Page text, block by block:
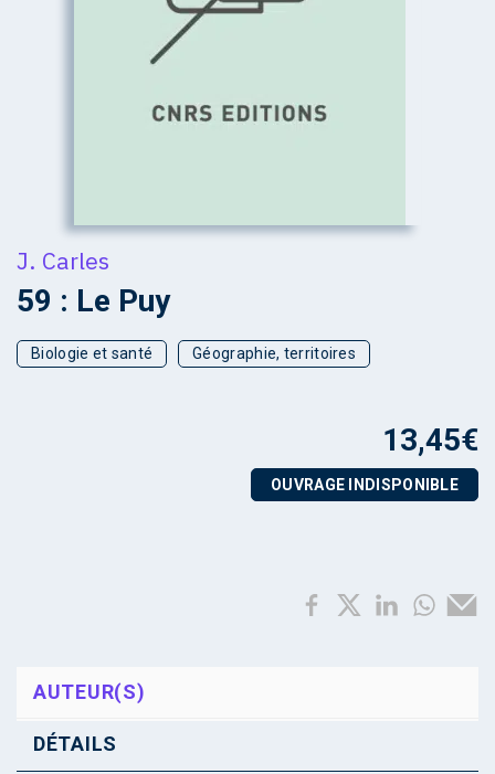
J. Carles
59 : Le Puy
Biologie et santé Géographie, territoires
13,45€
OUVRAGE INDISPONIBLE
AUTEUR(S)
DÉTAILS